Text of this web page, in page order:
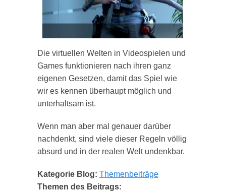
Die virtuellen Welten in Videospielen und
Games funktionieren nach ihren ganz
eigenen Gesetzen, damit das Spiel wie
wir es kennen überhaupt möglich und
unterhaltsam ist.
Wenn man aber mal genauer darüber
nachdenkt, sind viele dieser Regeln völlig
absurd und in der realen Welt undenkbar.
Kategorie Blog: Themenbeiträge
Themen des Beitrags: